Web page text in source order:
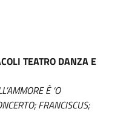
TEATRO DANZA E
È ‘O
FRANCISCUS;